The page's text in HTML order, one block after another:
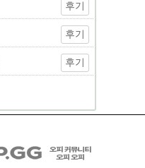
후기
후기
후기